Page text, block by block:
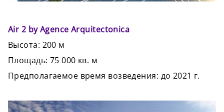
Air 2 by Agence Arquitectonica
Высота: 200 м
Площадь: 75 000 кв. м
Предполагаемое время возведения: до 2021 г.